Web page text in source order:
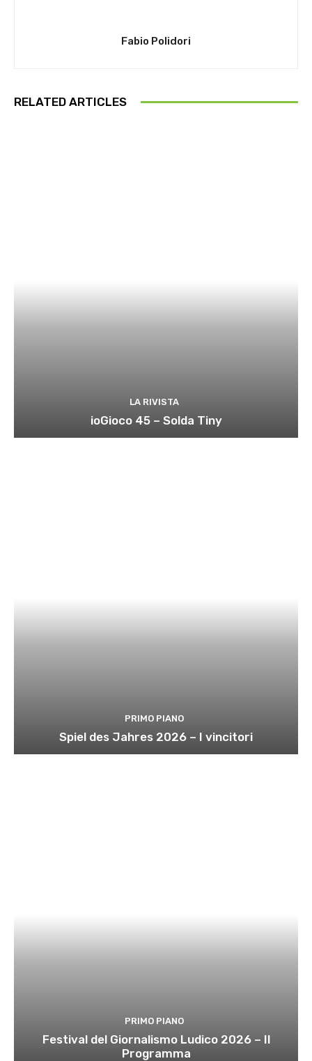
Fabio Polidori
RELATED ARTICLES
LA RIVISTA
ioGioco 45 – Solda Tiny
PRIMO PIANO
Spiel des Jahres 2026 – I vincitori
PRIMO PIANO
Festival del Giornalismo Ludico 2026 – Il
Programma